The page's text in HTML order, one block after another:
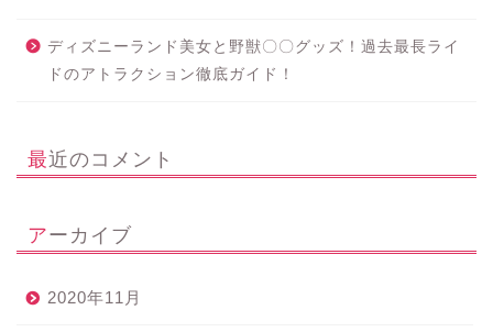
ディズニーランド美女と野獣〇〇グッズ！過去最長ライ
ドのアトラクション徹底ガイド！
最近のコメント
アーカイブ
2020年11月